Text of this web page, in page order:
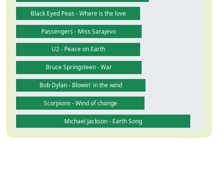
Black Eyed Peas - Where is the love
Passengers - Miss Sarajevo
U2 - Peace on Earth
Bruce Springsteen - War
Bob Dylan - Blowin' in the wind
Scorpions - Wind of change
Michael Jackson - Earth Song